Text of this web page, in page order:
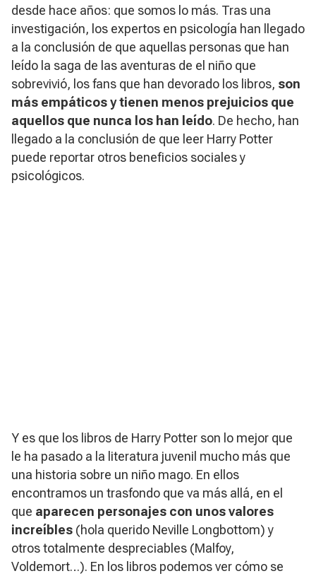
desde hace años: que somos lo más. Tras una
investigación, los expertos en psicología han llegado
a la conclusión de que aquellas personas que han
leído la saga de las aventuras de el niño que
sobrevivió, los fans que han devorado los libros, son
más empáticos y tienen menos prejuicios que
aquellos que nunca los han leído. De hecho, han
llegado a la conclusión de que leer Harry Potter
puede reportar otros beneficios sociales y
psicológicos.
Y es que los libros de Harry Potter son lo mejor que
le ha pasado a la literatura juvenil mucho más que
una historia sobre un niño mago. En ellos
encontramos un trasfondo que va más allá, en el
que aparecen personajes con unos valores
increíbles (hola querido Neville Longbottom) y
otros totalmente despreciables (Malfoy,
Voldemort…). En los libros podemos ver cómo se